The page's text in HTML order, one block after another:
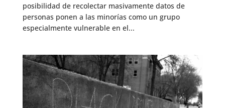
posibilidad de recolectar masivamente datos de
personas ponen a las minorías como un grupo
especialmente vulnerable en el...